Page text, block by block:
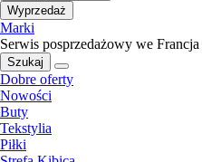
Wyprzedaż
Marki
Serwis posprzedażowy we Francja
Szukaj
Dobre oferty
Nowości
Buty
Tekstylia
Piłki